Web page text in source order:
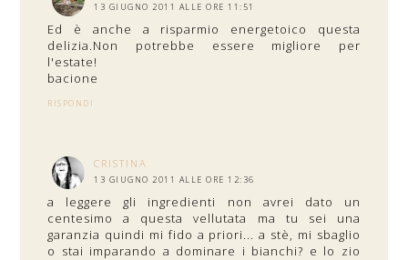
13 GIUGNO 2011 ALLE ORE 11:51
Ed è anche a risparmio energetoico questa
delizia.Non potrebbe essere migliore per
l'estate!
bacione
RISPONDI
CRISTINA
13 GIUGNO 2011 ALLE ORE 12:36
a leggere gli ingredienti non avrei dato un
centesimo a questa vellutata ma tu sei una
garanzia quindi mi fido a priori... a stè, mi sbaglio
o stai imparando a dominare i bianchi? e lo zio